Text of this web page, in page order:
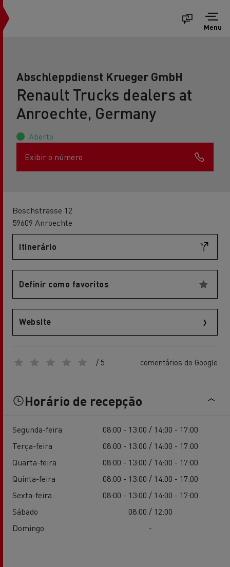
Menu
Abschleppdienst Krueger GmbH
Renault Trucks dealers at
Anroechte, Germany
Aberto
Exibir o número
Boschstrasse 12
59609 Anroechte
Itinerário
Definir como favoritos
Website
/ 5 comentários do Google
Horário de recepção
Segunda-feira
08:00 - 13:00 / 14:00 - 17:00
Terça-feira
08:00 - 13:00 / 14:00 - 17:00
Quarta-feira
08:00 - 13:00 / 14:00 - 17:00
Quinta-feira
08:00 - 13:00 / 14:00 - 17:00
Sexta-feira
08:00 - 13:00 / 14:00 - 17:00
Sábado
08:00 / 12:00
Domingo
-